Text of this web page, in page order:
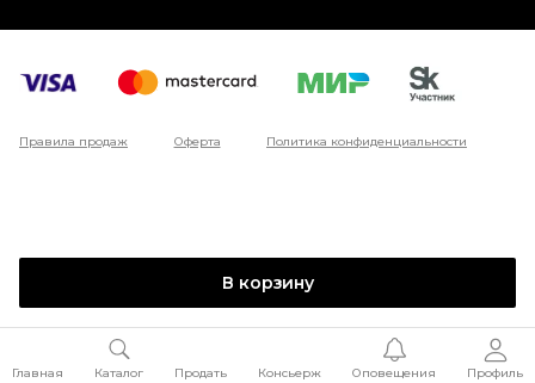
В корзину
Правила продаж Оферта Политика конфиденциальности
Главная Каталог Продать Консьерж Оповещения Профиль